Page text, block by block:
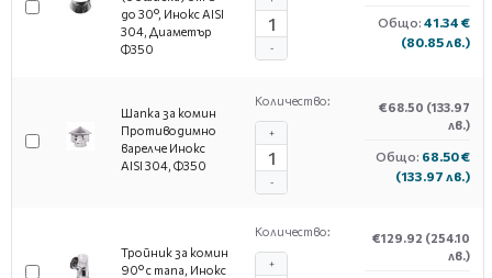
до 30°, Инокс AISI
304, Диаметър
Ф350
-
Общо: 41.34 €
(80.85 лв.)
Шапка за комин
Противодимно
варелче Инокс
AISI 304, Ф350
Количество:
-
+
€68.50 (133.97
лв.)
Общо: 68.50 €
(133.97 лв.)
Тройник за комин
90° с тапа, Инокс
Количество:
+
€129.92 (254.10
лв.)